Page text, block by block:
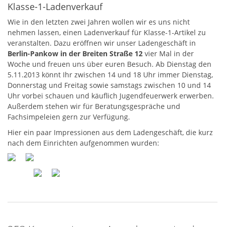
Klasse-1-Ladenverkauf
Wie in den letzten zwei Jahren wollen wir es uns nicht
nehmen lassen, einen Ladenverkauf für Klasse-1-Artikel zu
veranstalten. Dazu eröffnen wir unser Ladengeschäft in
Berlin-Pankow in der Breiten Straße 12 vier Mal in der
Woche und freuen uns über euren Besuch. Ab Dienstag den
5.11.2013 könnt Ihr zwischen 14 und 18 Uhr immer Dienstag,
Donnerstag und Freitag sowie samstags zwischen 10 und 14
Uhr vorbei schauen und käuflich Jugendfeuerwerk erwerben.
Außerdem stehen wir für Beratungsgespräche und
Fachsimpeleien gern zur Verfügung.
Hier ein paar Impressionen aus dem Ladengeschäft, die kurz
nach dem Einrichten aufgenommen wurden: